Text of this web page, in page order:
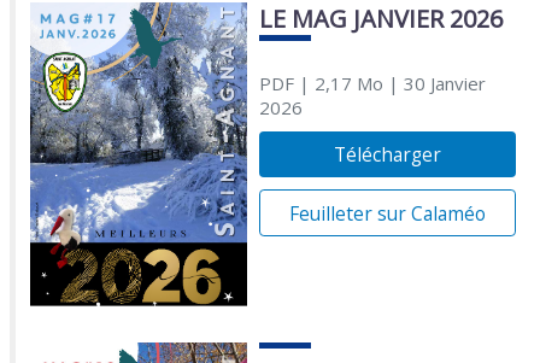
LE MAG JANVIER 2026
PDF| 2,17 Mo | 30 Janvier
2026
Télécharger
Feuilleter sur Calaméo